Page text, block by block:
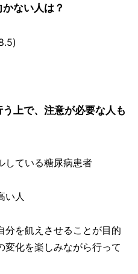
ない人は？
上で、注意が必要な人も
している糖尿病患者
い人
分を飢えさせることが目的
変化を楽しみながら行って